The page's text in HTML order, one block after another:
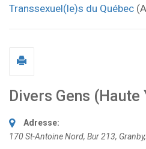
Transsexuel(le)s du Québec
Divers Gens (Haute
Adresse:
170 St-Antoine Nord, Bur 213,